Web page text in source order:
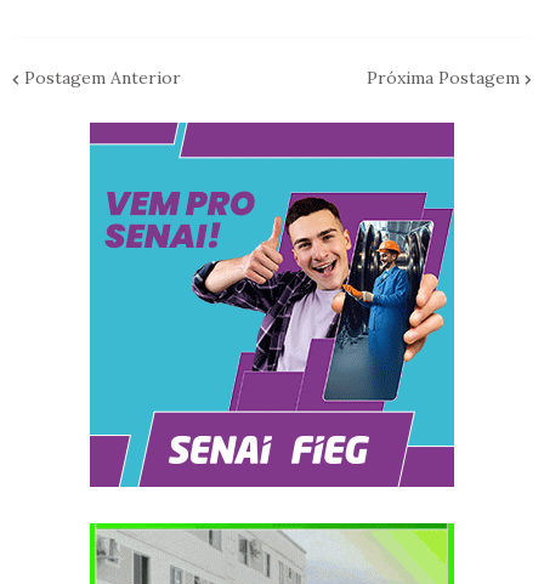
Postagem Anterior Próxima Postagem